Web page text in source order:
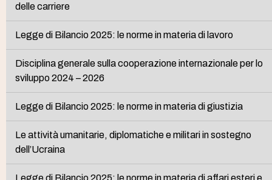
delle carriere
Legge di Bilancio 2025: le norme in materia di lavoro
Disciplina generale sulla cooperazione internazionale per lo
sviluppo 2024 – 2026
Legge di Bilancio 2025: le norme in materia di giustizia
Le attività umanitarie, diplomatiche e militari in sostegno
dell’Ucraina